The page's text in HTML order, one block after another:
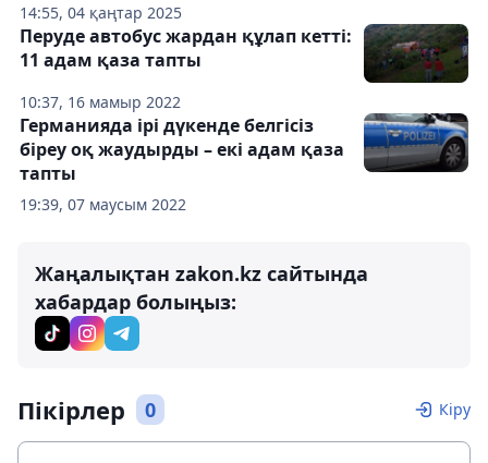
14:55, 04 қаңтар 2025
10:37, 16 мамыр 2022
Перуде автобус жардан құлап кетті:
11 адам қаза тапты
19:39, 07 маусым 2022
Германияда ірі дүкенде белгісіз
біреу оқ жаудырды – екі адам қаза
тапты
Жаңалықтан zakon.kz сайтында
хабардар болыңыз:
Пікірлер 0 Кіру